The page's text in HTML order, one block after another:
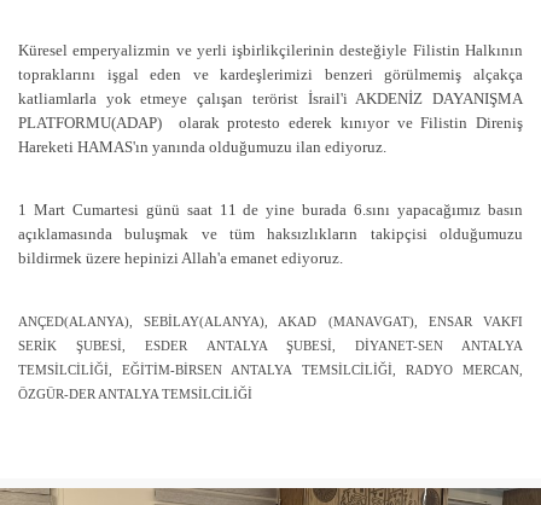
Küresel emperyalizmin ve yerli işbirlikçilerinin desteğiyle Filistin Halkının
topraklarını işgal eden ve kardeşlerimizi benzeri görülmemiş alçakça
katliamlarla yok etmeye çalışan terörist İsrail'i AKDENİZ DAYANIŞMA
PLATFORMU(ADAP) olarak protesto ederek kınıyor ve Filistin Direniş
Hareketi HAMAS'ın yanında olduğumuzu ilan ediyoruz.
1 Mart Cumartesi günü saat 11 de yine burada 6.sını yapacağımız basın
açıklamasında buluşmak ve tüm haksızlıkların takipçisi olduğumuzu
bildirmek üzere hepinizi Allah'a emanet ediyoruz.
ANÇED(ALANYA), SEBİLAY(ALANYA), AKAD (MANAVGAT), ENSAR VAKFI
SERİK ŞUBESİ, ESDER ANTALYA ŞUBESİ, DİYANET-SEN ANTALYA
TEMSİLCİLİĞİ, EĞİTİM-BİRSEN ANTALYA TEMSİLCİLİĞİ, RADYO MERCAN,
ÖZGÜR-DER ANTALYA TEMSİLCİLİĞİ